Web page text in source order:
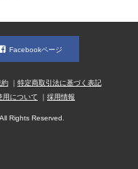
Facebookページ
約
特定商取引法に基づく表記
用について 採用情報
Rights Reserved.